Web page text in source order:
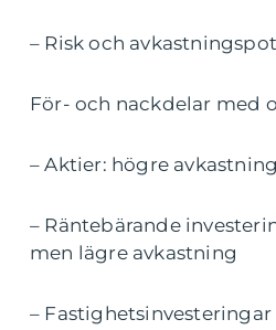
– Risk och
För- och nackdelar med
– Aktier: högre
– Räntebärande
men lägre avkastning
– Fastighetsinvesteringar